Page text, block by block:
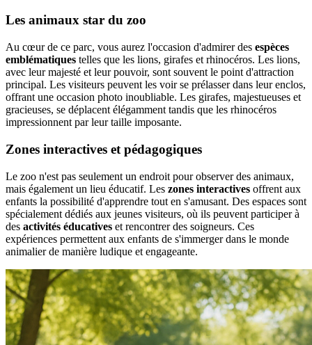
Les animaux star du zoo
Au cœur de ce parc, vous aurez l'occasion d'admirer des espèces
emblématiques telles que les lions, girafes et rhinocéros. Les lions,
avec leur majesté et leur pouvoir, sont souvent le point d'attraction
principal. Les visiteurs peuvent les voir se prélasser dans leur enclos,
offrant une occasion photo inoubliable. Les girafes, majestueuses et
gracieuses, se déplacent élégamment tandis que les rhinocéros
impressionnent par leur taille imposante.
Zones interactives et pédagogiques
Le zoo n'est pas seulement un endroit pour observer des animaux,
mais également un lieu éducatif. Les zones interactives offrent aux
enfants la possibilité d'apprendre tout en s'amusant. Des espaces sont
spécialement dédiés aux jeunes visiteurs, où ils peuvent participer à
des activités éducatives et rencontrer des soigneurs. Ces
expériences permettent aux enfants de s'immerger dans le monde
animalier de manière ludique et engageante.